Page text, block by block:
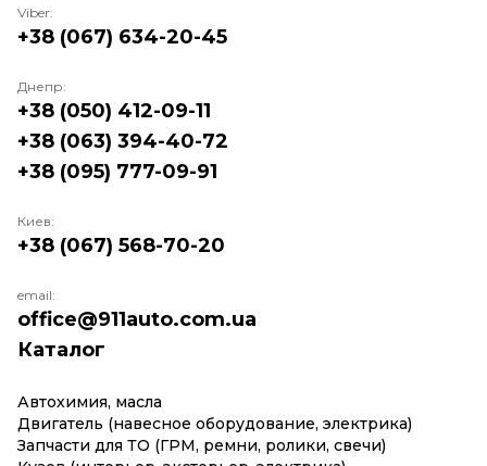
Каталог
Автохимия, масла
Двигатель (навесное оборудование, электрика)
Запчасти для ТО (ГРМ, ремни, ролики, свечи)
Viber:
+38 (067) 634-20-45
Днепр:
+38 (050) 412-09-11
+38 (063) 394-40-72
+38 (095) 777-09-91
Киев:
+38 (067) 568-70-20
email:
office@911auto.com.ua